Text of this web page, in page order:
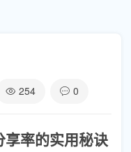
254 0
率的实用秘诀